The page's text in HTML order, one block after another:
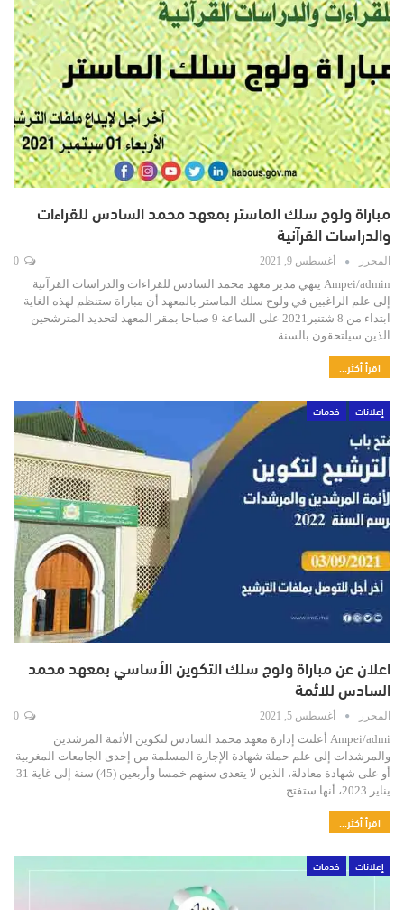
مباراة ولوج سلك الماستر بمعهد محمد السادس للقراءات
والدراسات القرآنية
المحرر أغسطس 9, 2021
Ampei/admin ينهي مدير معهد محمد السادس للقراءات والدراسات القرآنية
إلى علم الراغبين في ولوج سلك الماستر بالمعهد أن مباراة ستنظم لهذه الغاية
ابتداء من 8 شتنبر2021 على الساعة 9 صباحا بمقر المعهد لتحديد المترشحين
الذين سيلتحقون بالسنة…
اقرأ أكثر...
إعلانات خدمات
اعلان عن مباراة ولوج سلك التكوين الأساسي بمعهد محمد
السادس للائمة
المحرر أغسطس 5, 2021
Ampei/admi أعلنت إدارة معهد محمد السادس لتكوين الأئمة المرشدين
والمرشدات إلى علم حملة شهادة الإجازة المسلمة من إحدى الجامعات المغربية
أو على شهادة معادلة، الذين لا يتعدى سنهم خمسا وأربعين (45) سنة إلى غاية 31
يناير 2023، أنها ستفتح…
اقرأ أكثر...
إعلانات خدمات